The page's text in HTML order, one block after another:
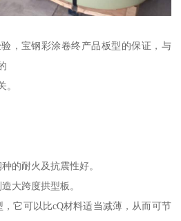
，宝钢彩涂卷终产品板型的保证，与
。
的耐火及抗震性好。
大跨度拱型板。
它可以比cQ材料适当减薄，从而可节